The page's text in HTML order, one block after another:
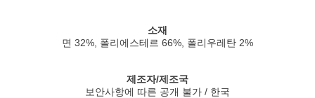
소재
면 32%, 폴리에스테르 66%, 폴리우레탄 2%
제조자/제조국
보안사항에 따른 공개 불가 / 한국